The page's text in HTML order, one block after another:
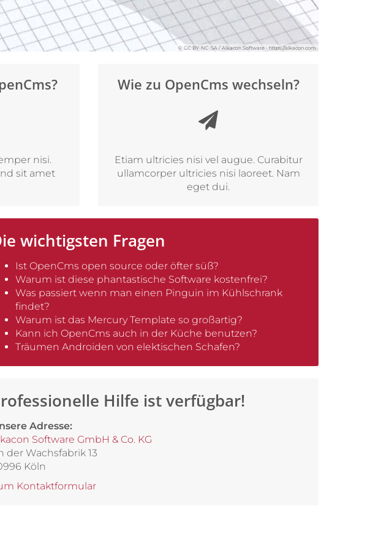
© CC BY-NC-SA / Alkacon Software - https://alkacon.com
nisi.
sit amet
Wie zu OpenCms wechseln?
Etiam ultricies nisi vel augue. Curabitur
ullamcorper ultricies nisi laoreet. Nam
eget dui.
wichtigsten Fragen
Ist OpenCms open source oder öfter süß?
Warum ist diese phantastische Software kostenfrei?
Was passiert wenn man einen Pinguin im Kühlschrank
findet?
Warum ist das Mercury Template so großartig?
Kann ich OpenCms auch in der Küche benutzen?
Träumen Androiden von elektischen Schafen?
Hilfe ist verfügbar!
Adresse:
Software GmbH & Co. KG
der Wachsfabrik 13
Köln
Kontaktformular